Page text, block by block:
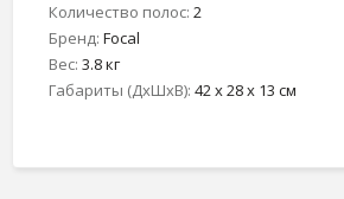
Количество полос: 2
Бренд: Focal
Вес: 3.8 кг
Габариты (ДхШхВ): 42 x 28 x 13 см